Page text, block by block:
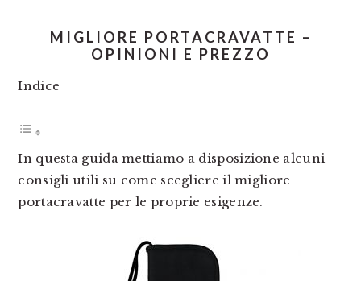
MIGLIORE PORTACRAVATTE –
OPINIONI E PREZZO
Indice
In questa guida mettiamo a disposizione alcuni
consigli utili su come scegliere il migliore
portacravatte per le proprie esigenze.